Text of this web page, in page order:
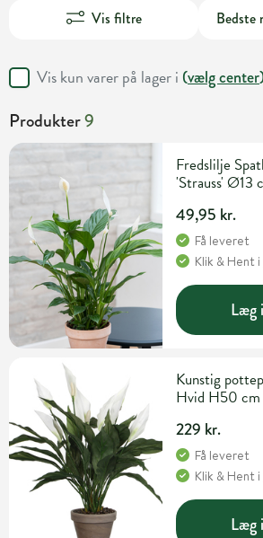
Vis filtre
Vis kun varer på lager i (vælg center
Produkter9
Fredslilje
'Strauss' Ø13
49,95 kr.
Få leveret
Klik & Hent i
Læg
Kunstig
Hvid H50 cm
229 kr.
Få leveret
Klik & Hent i
Læg